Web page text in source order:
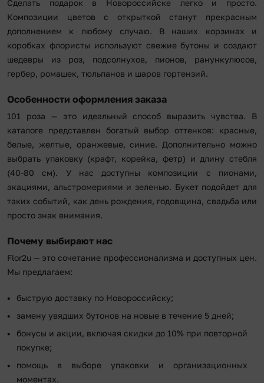
Сделать подарок в Новороссийске легко и просто.
Композиции цветов с открыткой станут прекрасным
дополнением к любому случаю. В наших корзинах и
коробках флористы используют свежие бутоны и создают
шедевры из роз, подсолнухов, пионов, ранункулюсов,
гербер, ромашек, тюльпанов и шаров гортензий.
Особенности оформления заказа
101 роза — это идеальный способ выразить чувства. В
каталоге представлен богатый выбор оттенков: красные,
белые, желтые, оранжевые, синие. Дополнительно можно
выбрать упаковку (крафт, корейка, фетр) и длину стебля
(40-80 см). У нас доступны композиции с пионами,
акациями, альстромериями и зеленью. Букет подойдет для
таких событий, как день рождения, годовщина, свадьба или
просто знак внимания.
Почему выбирают нас
Flor2u — это сочетание профессионализма и доступных цен.
Мы предлагаем:
быструю доставку по Новороссийску;
замену увядших бутонов на новые в течение 5 дней;
бонусы и акции, включая скидки до 10% при повторной
покупке;
помощь в выборе упаковки и организационных
моментах.